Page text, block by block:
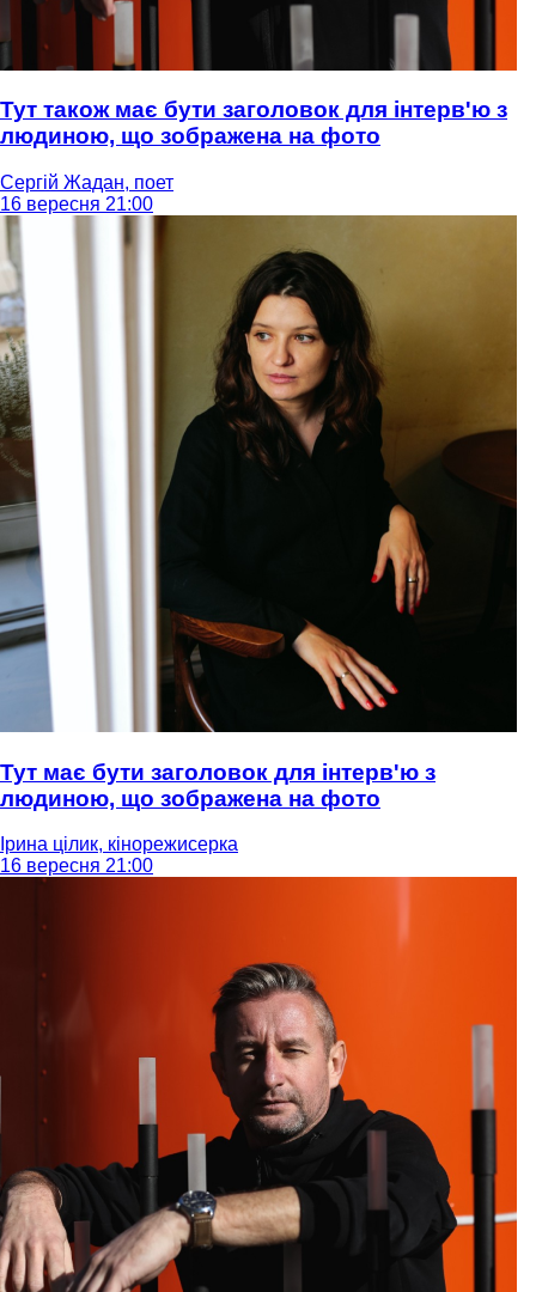
Тут також має бути заголовок для інтерв'ю з
людиною, що зображена на фото
Сергій Жадан, поет
16 вересня 21:00
Тут має бути заголовок для інтерв'ю з
людиною, що зображена на фото
Ірина цілик, кінорежисерка
16 вересня 21:00